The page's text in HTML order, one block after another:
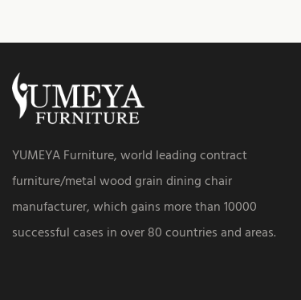
YUMEYA Furniture, world leading contract
furniture/metal wood grain dining chair
manufacturer, which gains more than 10000
successful cases in over 80 countries and areas.